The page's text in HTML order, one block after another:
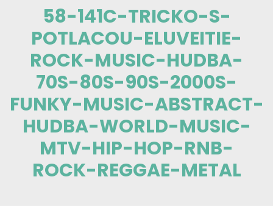
58-141C-TRICKO-S-
POTLACOU-ELUVEITIE-
ROCK-MUSIC-HUDBA-
70S-80S-90S-2000S-
FUNKY-MUSIC-ABSTRACT-
HUDBA-WORLD-MUSIC-
MTV-HIP-HOP-RNB-
ROCK-REGGAE-METAL